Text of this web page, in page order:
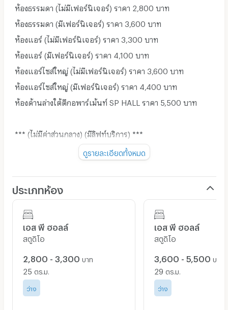
ห้องธรรมดา (ไม่มีเฟอร์นิเจอร์) ราคา 2,800 บาท
ห้องธรรมดา (มีเฟอร์นิเจอร์) ราคา 3,600 บาท
ห้องแอร์ (ไม่มีเฟอร์นิเจอร์) ราคา 3,300 บาท
ห้องแอร์ (มีเฟอร์นิเจอร์) ราคา 4,100 บาท
ห้องแอร์ไซส์ใหญ่ (ไม่มีเฟอร์นิเจอร์) ราคา 3,600 บาท
ห้องแอร์ไซส์ใหญ่ (มีเฟอร์นิเจอร์) ราคา 4,400 บาท
ห้องด้านล่างใต้ตึกอพาร์เม้นท์ SP HALL ราคา 5,500 บาท
*** (ไม่มีค่าส่วนกลาง) (มีลิฟท์บริการ) ***
***
ดูรายละเอียดทั้งหมด
ประเภทห้อง
เอส พี ฮอลล์
สตูดิโอ
2,800 - 3,300 บาท
25 ตร.ม.
ว่าง
เอส พี ฮอลล์
สตูดิโอ
3,600 - 5,500 บาท
29 ตร.ม.
ว่าง